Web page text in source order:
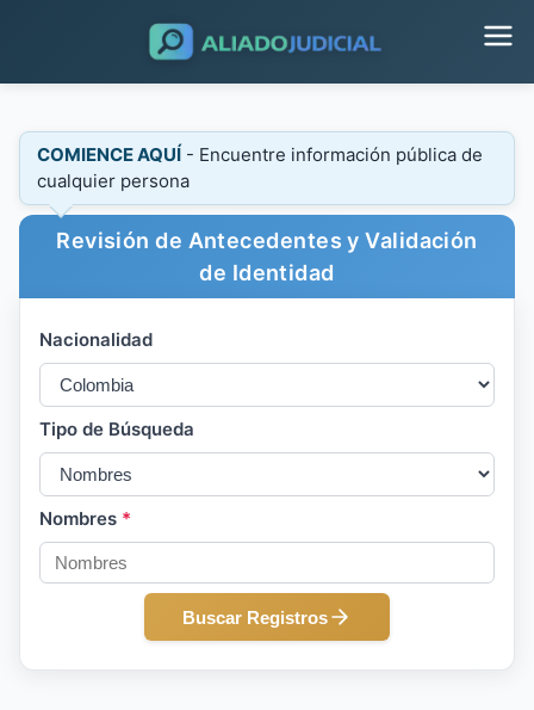
COMIENCE AQUÍ - Encuentre información pública de
cualquier persona
Revisión de Antecedentes y Validación
de Identidad
Nacionalidad
Tipo de Búsqueda
Nombres *
Buscar Registros